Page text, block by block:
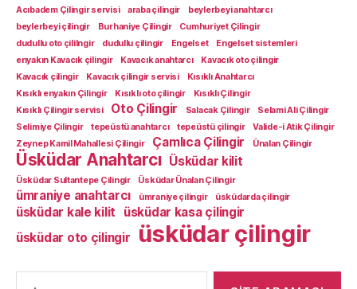
Acıbadem Çilingir servisi araba çilingir
beylerbeyi anahtarcı
beylerbeyi çilingir
Burhaniye Çilingir
Cumhuriyet Çilingir
dudullu oto çililngir
dudullu çilingir Engelset
Engelset sistemleri
enyakın Kavacık çilingir
Kavacık anahtarcı
Kavacık oto çilingir
Kavacık çilingir
Kavacık çilingir servisi
Kısıklı Anahtarcı
Kısıklı enyakın Çilingir
Kısıklı oto çilingir
Kısıklı Çilingir
Kısıklı Çilingir servisi
Oto Çilingir Salacak Çilingir
Selami Ali Çilingir
Selimiye Çilingir
tepeüstü anahtarcı tepeüstü çilingir
Valide-i Atik Çilingir
Zeynep Kamil Mahallesi Çilingir
Çamlıca Çilingir Ünalan Çilingir
Üsküdar Anahtarcı Üsküdar kilit
Üsküdar Sultantepe Çilingir Üsküdar Ünalan Çilingir
ümraniye anahtarcı ümraniye çilingir üsküdarda çilingir
üsküdar kale kilit
üsküdar kasa çilingir
üsküdar oto çilingir
üsküdar çilingir